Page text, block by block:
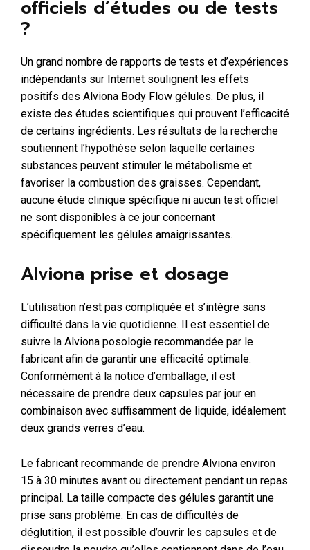
officiels d’études ou de tests
?
Un grand nombre de rapports de tests et d’expériences
indépendants sur Internet soulignent les effets
positifs des Alviona Body Flow gélules. De plus, il
existe des études scientifiques qui prouvent l’efficacité
de certains ingrédients. Les résultats de la recherche
soutiennent l’hypothèse selon laquelle certaines
substances peuvent stimuler le métabolisme et
favoriser la combustion des graisses. Cependant,
aucune étude clinique spécifique ni aucun test officiel
ne sont disponibles à ce jour concernant
spécifiquement les gélules amaigrissantes.
Alviona prise et dosage
L’utilisation n’est pas compliquée et s’intègre sans
difficulté dans la vie quotidienne. Il est essentiel de
suivre la Alviona posologie recommandée par le
fabricant afin de garantir une efficacité optimale.
Conformément à la notice d’emballage, il est
nécessaire de prendre deux capsules par jour en
combinaison avec suffisamment de liquide, idéalement
deux grands verres d’eau.
Le fabricant recommande de prendre Alviona environ
15 à 30 minutes avant ou directement pendant un repas
principal. La taille compacte des gélules garantit une
prise sans problème. En cas de difficultés de
déglutition, il est possible d’ouvrir les capsules et de